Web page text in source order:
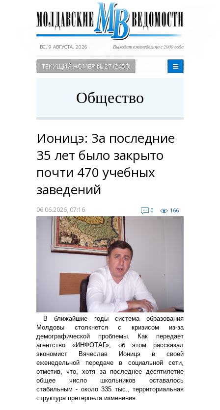
ВС, 9 АВГУСТА, 2026 Выходит еженедельно с 2000 года
ТЕКУЩИЙ НОМЕР № 27 (2450)
Общество
Ионицэ: За последние
35 лет было закрыто
почти 470 учебных
заведений
06.06.2026, 07:16 0 166
В ближайшие годы система образования
Молдовы столкнется с кризисом из-за
демографической проблемы. Как передает
агентство «ИНФОТАГ», об этом рассказал
экономист Вячеслав Ионицэ в своей
еженедельной передаче в социальной сети,
отметив, что, хотя за последнее десятилетие
общее число школьников оставалось
стабильным - около 335 тыс., территориальная
структура претерпела изменения.